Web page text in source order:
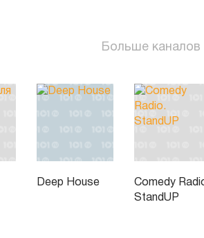
Больше каналов
Deep House
Comedy
StandUP